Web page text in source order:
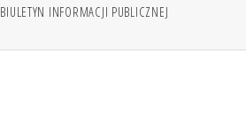
BIULETYN INFORMACJI PUBLICZNEJ